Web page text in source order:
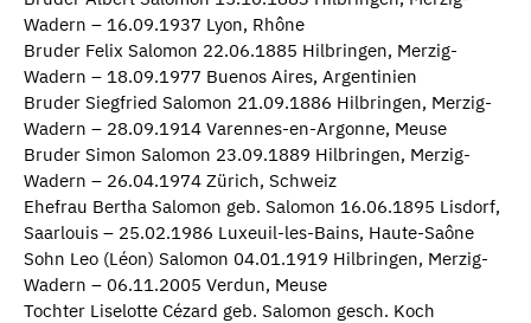
Wadern – 16.09.1937 Lyon, Rhône
Bruder Felix Salomon 22.06.1885 Hilbringen, Merzig-
Wadern – 18.09.1977 Buenos Aires, Argentinien
Bruder Siegfried Salomon 21.09.1886 Hilbringen, Merzig-
Wadern – 28.09.1914 Varennes-en-Argonne, Meuse
Bruder Simon Salomon 23.09.1889 Hilbringen, Merzig-
Wadern – 26.04.1974 Zürich, Schweiz
Ehefrau Bertha Salomon geb. Salomon 16.06.1895 Lisdorf,
Saarlouis – 25.02.1986 Luxeuil-les-Bains, Haute-Saône
Sohn Leo (Léon) Salomon 04.01.1919 Hilbringen, Merzig-
Wadern – 06.11.2005 Verdun, Meuse
Tochter Liselotte Cézard geb. Salomon gesch. Koch